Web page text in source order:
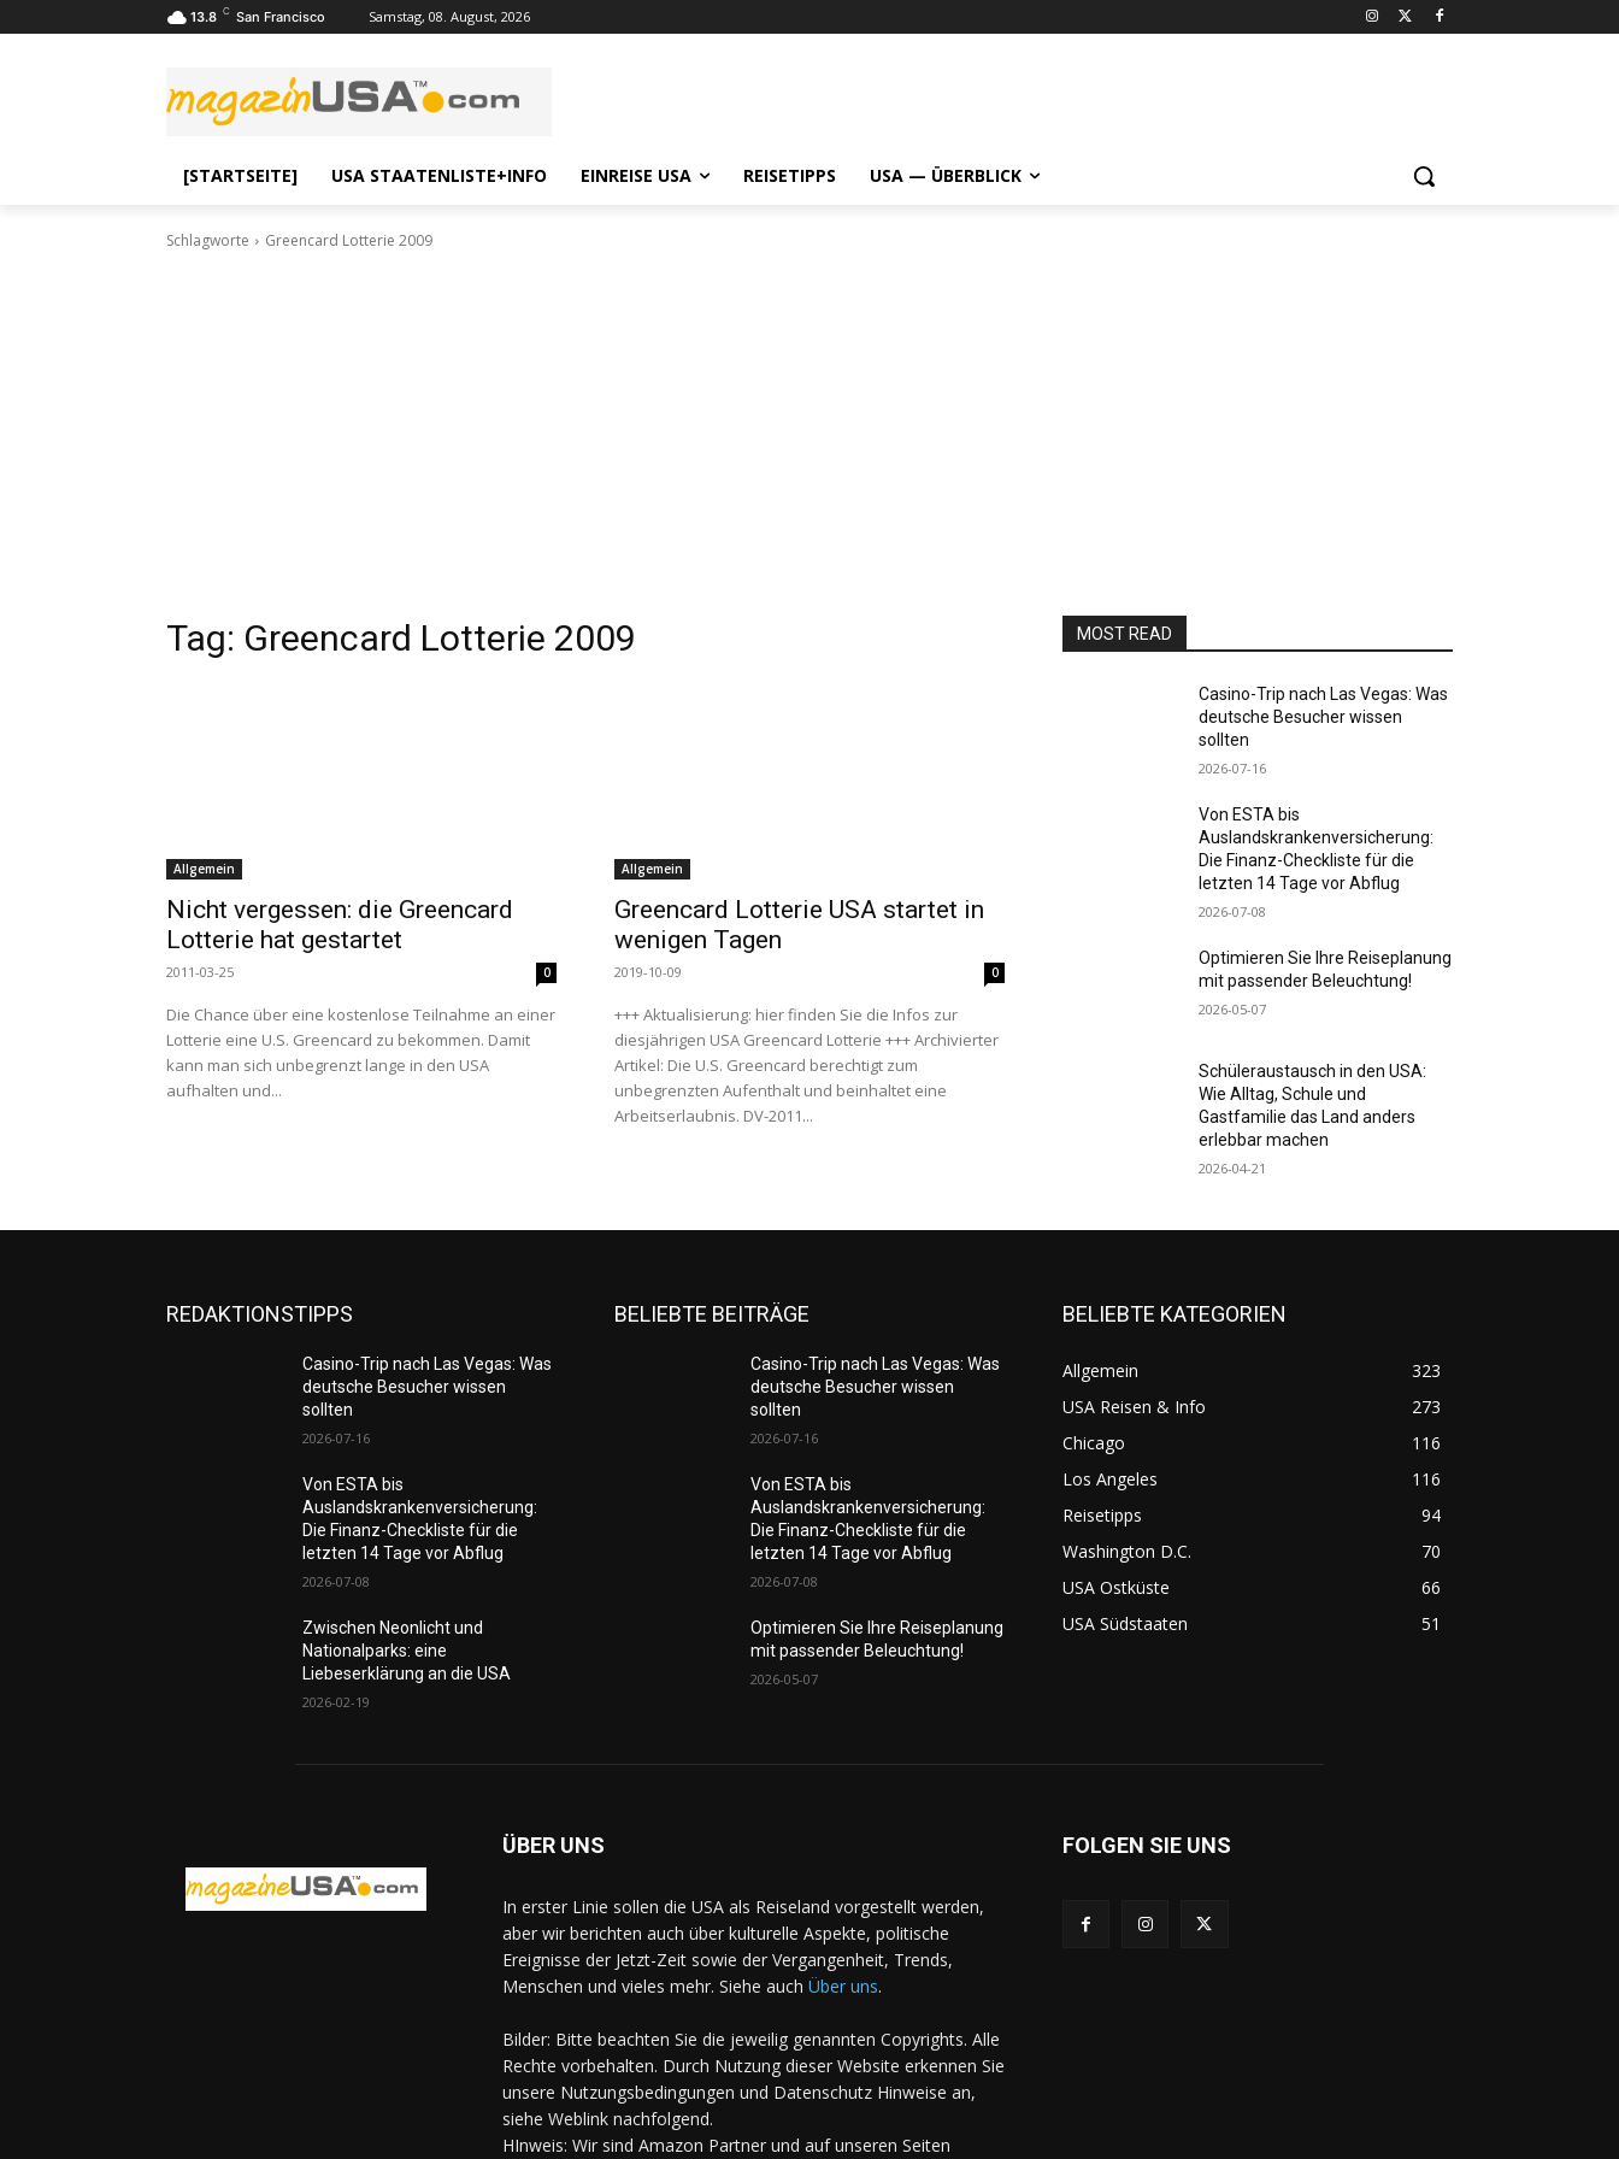
13.8 C San Francisco Samstag, 08. August, 2026
[STARTSEITE] USA STAATENLISTE+INFO EINREISE USA REISETIPPS USA — ÜBERBLICK
Schlagworte Greencard Lotterie 2009
Tag: Greencard Lotterie 2009
Allgemein
Nicht vergessen: die Greencard
Lotterie hat gestartet
2011-03-25 0
Die Chance über eine kostenlose Teilnahme an einer
Lotterie eine U.S. Greencard zu bekommen. Damit
kann man sich unbegrenzt lange in den USA
aufhalten und...
Allgemein
Greencard Lotterie USA startet in
wenigen Tagen
2019-10-09 0
+++ Aktualisierung: hier finden Sie die Infos zur
diesjährigen USA Greencard Lotterie +++ Archivierter
Artikel: Die U.S. Greencard berechtigt zum
unbegrenzten Aufenthalt und beinhaltet eine
Arbeitserlaubnis. DV-2011...
MOST READ
Casino-Trip nach Las Vegas: Was
deutsche Besucher wissen
sollten
2026-07-16
Von ESTA bis
Auslandskrankenversicherung:
Die Finanz-Checkliste für die
letzten 14 Tage vor Abflug
2026-07-08
Optimieren Sie Ihre Reiseplanung
mit passender Beleuchtung!
2026-05-07
Schüleraustausch in den USA:
Wie Alltag, Schule und
Gastfamilie das Land anders
erlebbar machen
2026-04-21
REDAKTIONSTIPPS
Casino-Trip nach Las Vegas: Was
deutsche Besucher wissen
sollten
2026-07-16
Von ESTA bis
Auslandskrankenversicherung:
Die Finanz-Checkliste für die
letzten 14 Tage vor Abflug
2026-07-08
Zwischen Neonlicht und
Nationalparks: eine
Liebeserklärung an die USA
2026-02-19
BELIEBTE BEITRÄGE
Casino-Trip nach Las Vegas: Was
deutsche Besucher wissen
sollten
2026-07-16
Von ESTA bis
Auslandskrankenversicherung:
Die Finanz-Checkliste für die
letzten 14 Tage vor Abflug
2026-07-08
Optimieren Sie Ihre Reiseplanung
mit passender Beleuchtung!
2026-05-07
BELIEBTE KATEGORIEN
Allgemein
323
USA Reisen & Info
273
Chicago
116
Los Angeles
116
Reisetipps
94
Washington D.C.
70
USA Ostküste
66
USA Südstaaten
51
ÜBER UNS
In erster Linie sollen die USA als Reiseland vorgestellt werden,
aber wir berichten auch über kulturelle Aspekte, politische
Ereignisse der Jetzt-Zeit sowie der Vergangenheit, Trends,
Menschen und vieles mehr. Siehe auch Über uns.
Bilder: Bitte beachten Sie die jeweilig genannten Copyrights. Alle
Rechte vorbehalten. Durch Nutzung dieser Website erkennen Sie
unsere Nutzungsbedingungen und Datenschutz Hinweise an,
siehe Weblink nachfolgend.
HInweis: Wir sind Amazon Partner und auf unseren Seiten
FOLGEN SIE UNS